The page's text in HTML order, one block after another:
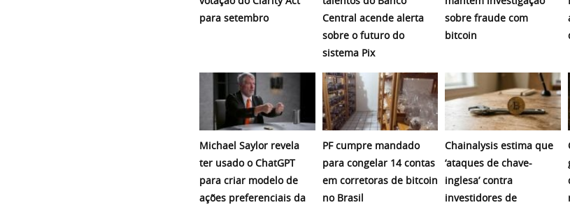
para setembro
Central acende alerta
sobre o futuro do
sistema Pix
sobre fraude com
bitcoin
Michael Saylor revela
ter usado o ChatGPT
para criar modelo de
ações preferenciais da
PF cumpre mandado
para congelar 14 contas
em corretoras de bitcoin
no Brasil
Chainalysis estima que
‘ataques de chave-
inglesa’ contra
investidores de